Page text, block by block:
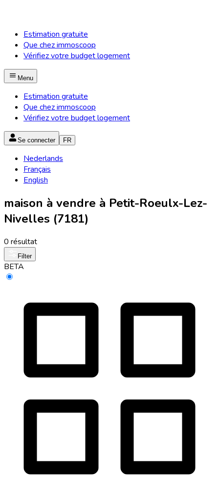
Estimation gratuite
Que chez immoscoop
Vérifiez votre budget logement
Menu
Estimation gratuite
Que chez immoscoop
Vérifiez votre budget logement
Se connecter FR
Nederlands
Français
English
maison à vendre à Petit-Roeulx-Lez-
Nivelles (7181)
0 résultat
Filter
BETA